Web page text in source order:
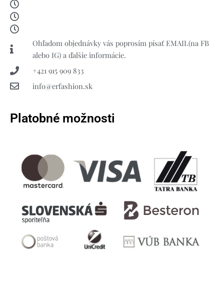
Ohľadom objednávky vás poprosím písať EMAIL(na FB
alebo IG) a ďalšie informácie.
+421 915 909 833
info@erfashion.sk
Platobné možnosti